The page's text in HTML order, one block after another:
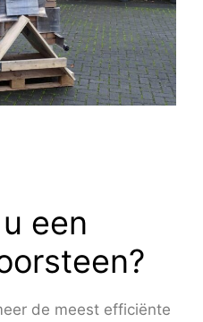
een
de meest efficiënte